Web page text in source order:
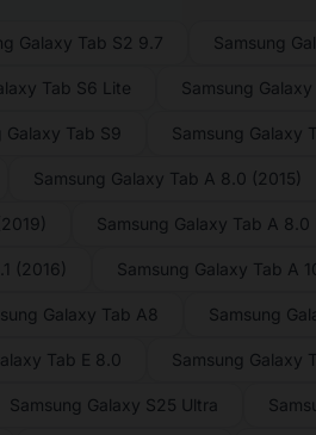
Galaxy Tab S2 9.7 Samsung
Tab S6 Lite Samsung Galaxy
Galaxy Tab S9 Samsung Galaxy
Samsung Galaxy Tab A 8.0 (2015)
Samsung Galaxy Tab A 8.0
(2016) Samsung Galaxy Tab A
Galaxy Tab A8 Samsung
Tab E 8.0 Samsung Galaxy
Samsung Galaxy S25 Ultra